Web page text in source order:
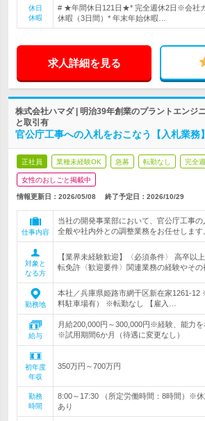
休日
休暇
# ★年間休日121日★* 完全週休2日※会社
休暇（3日間）* 年末年始休暇…
求人詳細を見る
株式会社ハマダ | 明治39年創業のプラントエンジ
と取引有
官公庁工事への入札をおこなう【入札業務】
正社員 業種未経験OK 急募 転勤なし 完全
女性のおしごと掲載中
情報更新日：2026/05/08 終了予定日： 2026/10/29
仕事内容
当社の開発事業部において、官公庁工事
全般や社内外との調整業務をお任せします
対象と
なる方
【業界未経験歓迎】〈必須条件〉 高卒以
転免許〈歓迎要件〉関連業務の経験やそ
勤務地
本社／兵庫県姫路市網干区新在家1261-
料駐車場有） ※転勤なし 【雇入…
給与
月給200,000円～300,000円※経験、能力を
※試用期間6か月（待遇に変更なし）
初年度
年収
350万円～700万円
勤務
時間
8:00～17:30 （所定労働時間：8時間）※
あり